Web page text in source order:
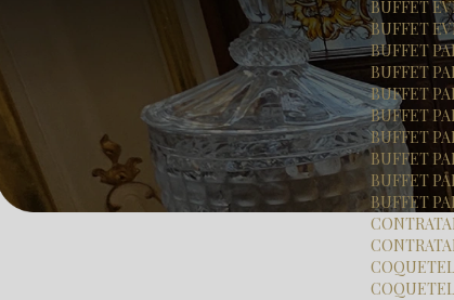
BUFFET
BUFFET
BUFFET
BUFFET
BUFFET
BUFFET
BUFFET
BUFFET
BUFFET
BUFFET